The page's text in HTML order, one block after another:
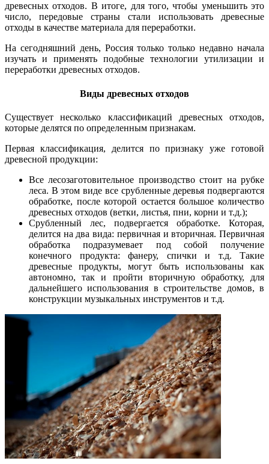
древесных отходов. В итоге, для того, чтобы уменьшить это
число, передовые страны стали использовать древесные
отходы в качестве материала для переработки.
На сегодняшний день, Россия только только недавно начала
изучать и применять подобные технологии утилизации и
переработки древесных отходов.
Виды древесных отходов
Существует несколько классификаций древесных отходов,
которые делятся по определенным признакам.
Первая классификация, делится по признаку уже готовой
древесной продукции:
Все лесозаготовительное производство стоит на рубке
леса. В этом виде все срубленные деревья подвергаются
обработке, после которой остается большое количество
древесных отходов (ветки, листья, пни, корни и т.д.);
Срубленный лес, подвергается обработке. Которая,
делится на два вида: первичная и вторичная. Первичная
обработка подразумевает под собой получение
конечного продукта: фанеру, спички и т.д. Такие
древесные продукты, могут быть использованы как
автономно, так и пройти вторичную обработку, для
дальнейшего использования в строительстве домов, в
конструкции музыкальных инструментов и т.д.